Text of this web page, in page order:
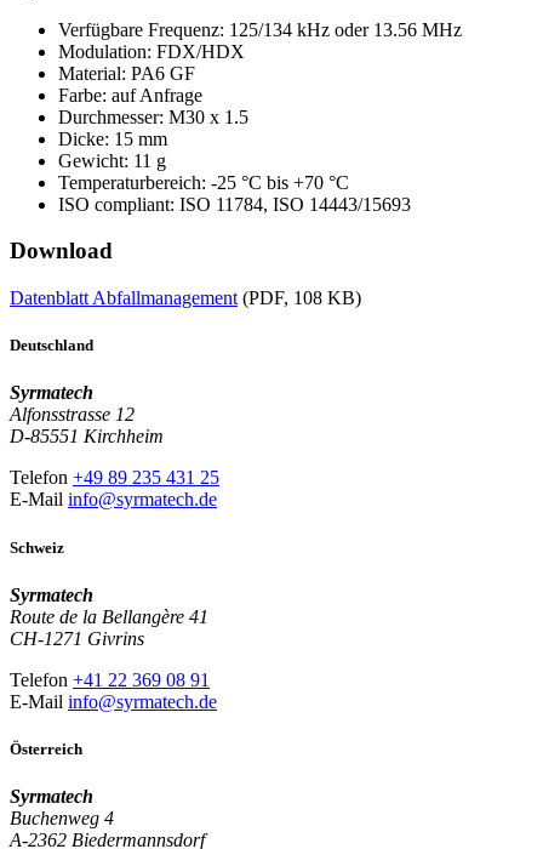
Verfügbare Frequenz: 125/134 kHz oder 13.56 MHz
Modulation: FDX/HDX
Material: PA6 GF
Farbe: auf Anfrage
Durchmesser: M30 x 1.5
Dicke: 15 mm
Gewicht: 11 g
Temperaturbereich: -25 °C bis +70 °C
ISO compliant: ISO 11784, ISO 14443/15693
Download
Datenblatt Abfallmanagement (PDF, 108 KB)
Deutschland
Syrmatech
Alfonsstrasse 12
D-85551 Kirchheim
Telefon +49 89 235 431 25
E-Mail info@syrmatech.de
Schweiz
Syrmatech
Route de la Bellangère 41
CH-1271 Givrins
Telefon +41 22 369 08 91
E-Mail info@syrmatech.de
Österreich
Syrmatech
Buchenweg 4
A-2362 Biedermannsdorf